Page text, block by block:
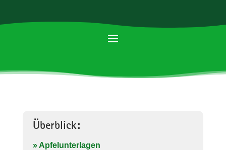
Überblick:
» Apfelunterlagen